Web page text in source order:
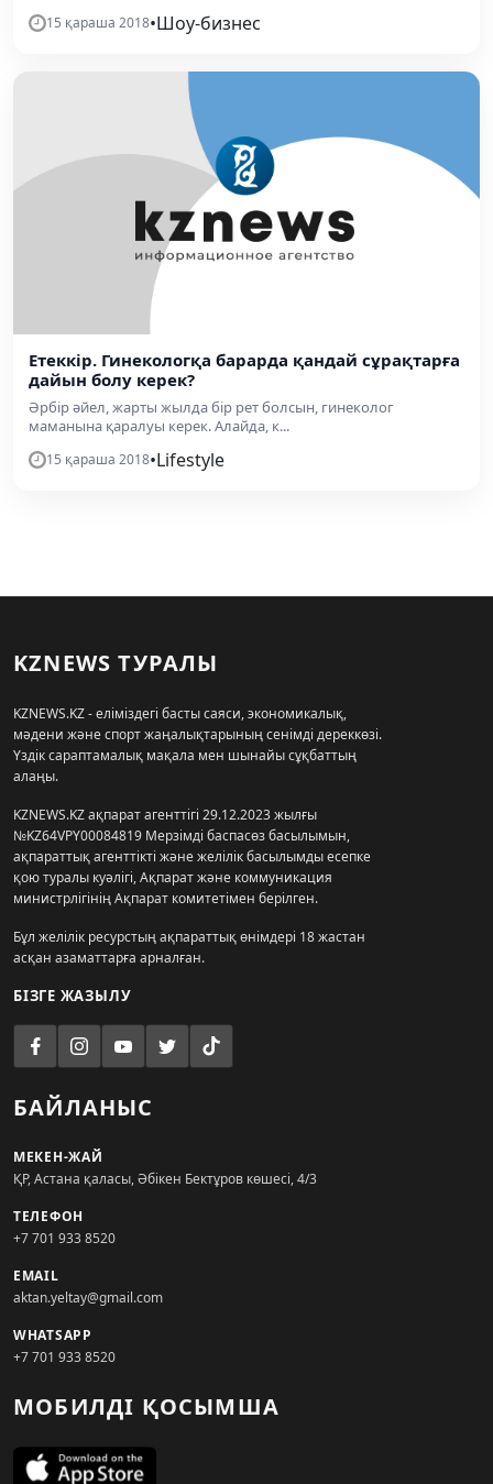
15 қараша 2018•Шоу-бизнес
Етеккір. Гинекологқа барарда қандай сұрақтарға
дайын болу керек?
Әрбір әйел, жарты жылда бір рет болсын, гинеколог
маманына қаралуы керек. Алайда, к...
15 қараша 2018•Lifestyle
KZNEWS ТУРАЛЫ
KZNEWS.KZ - еліміздегі басты саяси, экономикалық,
мәдени және спорт жаңалықтарының сенімді дереккөзі.
Үздік сараптамалық мақала мен шынайы сұқбаттың
алаңы.
KZNEWS.KZ ақпарат агенттігі 29.12.2023 жылғы
№KZ64VPY00084819 Мерзімді баспасөз басылымын,
ақпараттық агенттікті және желілік басылымды есепке
қою туралы куәлігі, Ақпарат және коммуникация
министрлігінің Ақпарат комитетімен берілген.
Бұл желілік ресурстың ақпараттық өнімдері 18 жастан
асқан азаматтарға арналған.
БІЗГЕ ЖАЗЫЛУ
БАЙЛАНЫС
МЕКЕН-ЖАЙ
ҚР, Астана қаласы, Әбікен Бектұров көшесі, 4/3
ТЕЛЕФОН
+7 701 933 8520
EMAIL
aktan.yeltay@gmail.com
WHATSAPP
+7 701 933 8520
МОБИЛДІ ҚОСЫМША